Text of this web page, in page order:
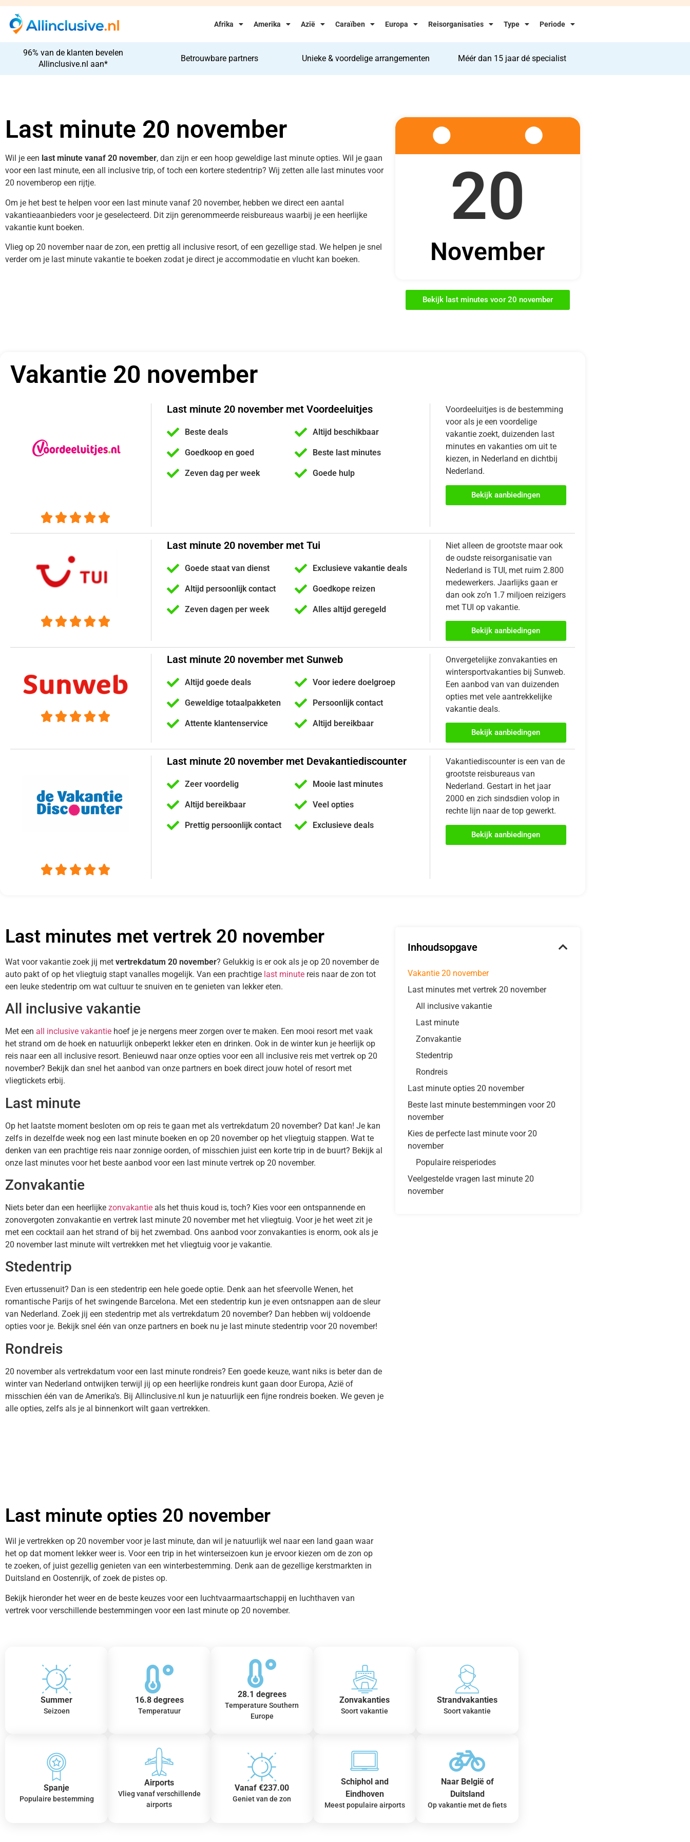
Afrika Amerika Azië Caraïben Europa Reisorganisaties Type Periode
96% van de klanten bevelen
Allinclusive.nl aan*
Betrouwbare partners Unieke & voordelige arrangementen Méér dan 15 jaar dé specialist
Last minute 20 november
Wil je een last minute vanaf 20 november, dan zijn er een hoop geweldige last minute opties. Wil je gaan
voor een last minute, een all inclusive trip, of toch een kortere stedentrip? Wij zetten alle last minutes voor
20 novemberop een rijtje.
Om je het best te helpen voor een last minute vanaf 20 november, hebben we direct een aantal
vakantieaanbieders voor je geselecteerd. Dit zijn gerenommeerde reisbureaus waarbij je een heerlijke
vakantie kunt boeken.
Vlieg op 20 november naar de zon, een prettig all inclusive resort, of een gezellige stad. We helpen je snel
verder om je last minute vakantie te boeken zodat je direct je accommodatie en vlucht kan boeken.
20
November
Bekijk last minutes voor 20 november
Vakantie 20 november
    
Last minute 20 november met Voordeeluitjes
Beste deals
Goedkoop en goed
Zeven dag per week
Altijd beschikbaar
Beste last minutes
Goede hulp
Voordeeluitjes is de bestemming
voor als je een voordelige
vakantie zoekt, duizenden last
minutes en vakanties om uit te
kiezen, in Nederland en dichtbij
Nederland.
Bekijk aanbiedingen
    
Last minute 20 november met Tui
Goede staat van dienst
Altijd persoonlijk contact
Zeven dagen per week
Exclusieve vakantie deals
Goedkope reizen
Alles altijd geregeld
Niet alleen de grootste maar ook
de oudste reisorganisatie van
Nederland is TUI, met ruim 2.800
medewerkers. Jaarlijks gaan er
dan ook zo’n 1.7 miljoen reizigers
met TUI op vakantie.
Bekijk aanbiedingen
    
Last minute 20 november met Sunweb
Altijd goede deals
Geweldige totaalpakketen
Attente klantenservice
Voor iedere doelgroep
Persoonlijk contact
Altijd bereikbaar
Onvergetelijke zonvakanties en
wintersportvakanties bij Sunweb.
Een aanbod van van duizenden
opties met vele aantrekkelijke
vakantie deals.
Bekijk aanbiedingen
    
Last minute 20 november met Devakantiediscounter
Zeer voordelig
Altijd bereikbaar
Prettig persoonlijk contact
Mooie last minutes
Veel opties
Exclusieve deals
Vakantiediscounter is een van de
grootste reisbureaus van
Nederland. Gestart in het jaar
2000 en zich sindsdien volop in
rechte lijn naar de top gewerkt.
Bekijk aanbiedingen
Last minutes met vertrek 20 november
Wat voor vakantie zoek jij met vertrekdatum 20 november? Gelukkig is er ook als je op 20 november de
auto pakt of op het vliegtuig stapt vanalles mogelijk. Van een prachtige last minute reis naar de zon tot
een leuke stedentrip om wat cultuur te snuiven en te genieten van lekker eten.
All inclusive vakantie
Met een all inclusive vakantie hoef je je nergens meer zorgen over te maken. Een mooi resort met vaak
het strand om de hoek en natuurlijk onbeperkt lekker eten en drinken. Ook in de winter kun je heerlijk op
reis naar een all inclusive resort. Benieuwd naar onze opties voor een all inclusive reis met vertrek op 20
november? Bekijk dan snel het aanbod van onze partners en boek direct jouw hotel of resort met
vliegtickets erbij.
Last minute
Op het laatste moment besloten om op reis te gaan met als vertrekdatum 20 november? Dat kan! Je kan
zelfs in dezelfde week nog een last minute boeken en op 20 november op het vliegtuig stappen. Wat te
denken van een prachtige reis naar zonnige oorden, of misschien juist een korte trip in de buurt? Bekijk al
onze last minutes voor het beste aanbod voor een last minute vertrek op 20 november.
Zonvakantie
Niets beter dan een heerlijke zonvakantie als het thuis koud is, toch? Kies voor een ontspannende en
zonovergoten zonvakantie en vertrek last minute 20 november met het vliegtuig. Voor je het weet zit je
met een cocktail aan het strand of bij het zwembad. Ons aanbod voor zonvakanties is enorm, ook als je
20 november last minute wilt vertrekken met het vliegtuig voor je vakantie.
Stedentrip
Even ertussenuit? Dan is een stedentrip een hele goede optie. Denk aan het sfeervolle Wenen, het
romantische Parijs of het swingende Barcelona. Met een stedentrip kun je even ontsnappen aan de sleur
van Nederland. Zoek jij een stedentrip met als vertrekdatum 20 november? Dan hebben wij voldoende
opties voor je. Bekijk snel één van onze partners en boek nu je last minute stedentrip voor 20 november!
Rondreis
20 november als vertrekdatum voor een last minute rondreis? Een goede keuze, want niks is beter dan de
winter van Nederland ontwijken terwijl jij op een heerlijke rondreis kunt gaan door Europa, Azië of
misschien één van de Amerika’s. Bij Allinclusive.nl kun je natuurlijk een fijne rondreis boeken. We geven je
alle opties, zelfs als je al binnenkort wilt gaan vertrekken.
Inhoudsopgave
Vakantie 20 november
Last minutes met vertrek 20 november
All inclusive vakantie
Last minute
Zonvakantie
Stedentrip
Rondreis
Last minute opties 20 november
Beste last minute bestemmingen voor 20
november
Kies de perfecte last minute voor 20
november
Populaire reisperiodes
Veelgestelde vragen last minute 20
november
Last minute opties 20 november
Wil je vertrekken op 20 november voor je last minute, dan wil je natuurlijk wel naar een land gaan waar
het op dat moment lekker weer is. Voor een trip in het winterseizoen kun je ervoor kiezen om de zon op
te zoeken, of juist gezellig genieten van een winterbestemming. Denk aan de gezellige kerstmarkten in
Duitsland en Oostenrijk, of zoek de pistes op.
Bekijk hieronder het weer en de beste keuzes voor een luchtvaarmaartschappij en luchthaven van
vertrek voor verschillende bestemmingen voor een last minute op 20 november.
Summer
Seizoen
16.8 degrees
Temperatuur
28.1 degrees
Temperature Southern
Europe
Zonvakanties
Soort vakantie
Strandvakanties
Soort vakantie
Spanje
Populaire bestemming
Airports
Vlieg vanaf verschillende
airports
Vanaf €237.00
Geniet van de zon
Schiphol and
Eindhoven
Meest populaire airports
Naar België of
Duitsland
Op vakantie met de fiets